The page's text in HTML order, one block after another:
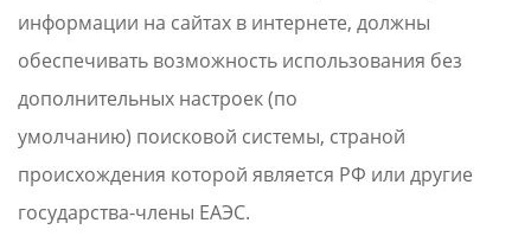
информации на сайтах в интернете, должны
обеспечивать возможность использования без
дополнительных настроек (по
умолчанию) поисковой системы, страной
происхождения которой является РФ или другие
государства-члены ЕАЭС.